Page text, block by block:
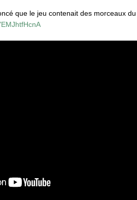
que le jeu contenait des morceaux